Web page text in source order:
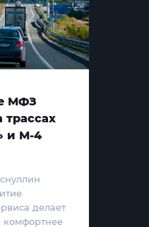
МФЗ
трассах
и М-4
делает
комфортнее